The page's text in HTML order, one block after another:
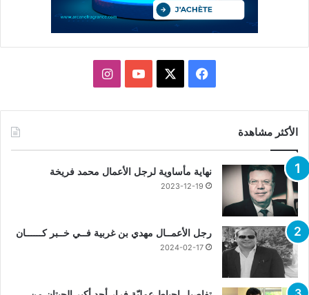
فيسبوك يوتيوبانستقرام
الأكثر مشاهدة
نهاية مأساوية لرجل الأعمال محمد فريخة
2023-12-19
رجل الأعمــال مهدي بن غربية فــي خــبر كــــــان
2024-02-17